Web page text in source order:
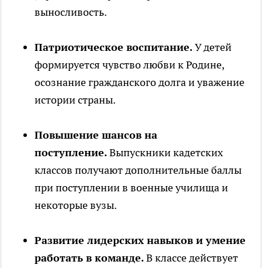
выносливость.
Патриотическое воспитание.У детей
формируется чувство любви к Родине,
осознание гражданского долга и уважение
истории страны.
Повышение шансов на
поступление.Выпускники кадетских
классов получают дополнительные баллы
при поступлении в военные училища и
некоторые вузы.
Развитие лидерских навыков и умение
работать в команде.В классе действует